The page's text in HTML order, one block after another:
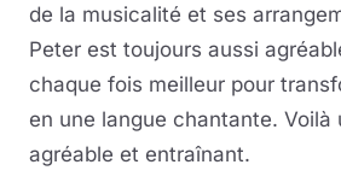
de la musicalité et ses
Peter est toujours aussi
chaque fois meilleur pour
en une langue chantante. Voilà
agréable et entraînant.